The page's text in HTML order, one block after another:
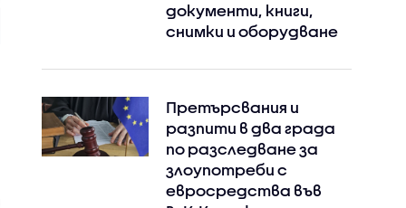
документи, книги,
снимки и оборудване
Претърсвания и
разпити в два града
по разследване за
злоупотреби с
евросредства във